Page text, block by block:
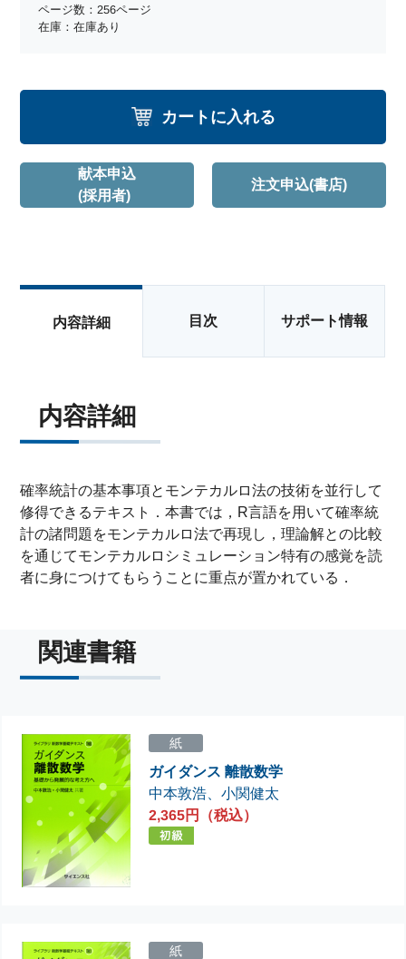
ページ数：256ページ
在庫：在庫あり
カートに入れる
献本申込
(採用者)
注文申込(書店)
内容詳細 目次 サポート情報
内容詳細
確率統計の基本事項とモンテカルロ法の技術を並行して
修得できるテキスト．本書では，R言語を用いて確率統
計の諸問題をモンテカルロ法で再現し，理論解との比較
を通じてモンテカルロシミュレーション特有の感覚を読
者に身につけてもらうことに重点が置かれている．
関連書籍
紙
ガイダンス 離散数学
中本敦浩 、小関健太
2,365円（税込）
紙